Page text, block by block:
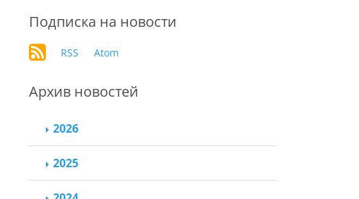
Подписка на новости
RSS Atom
Архив новостей
2026
2025